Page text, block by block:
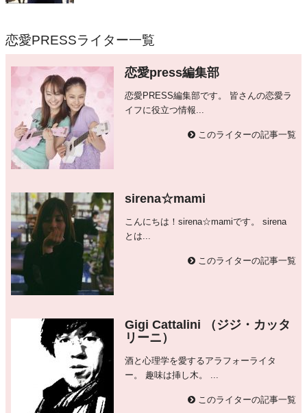
恋愛PRESSライター一覧
恋愛press編集部
恋愛PRESS編集部です。 皆さんの恋愛ラ
イフに役立つ情報...
このライターの記事一覧
sirena☆mami
こんにちは！sirena☆mamiです。 sirena
とは...
このライターの記事一覧
Gigi Cattalini （ジジ・カッタ
リーニ）
酒と心理学を愛するアラフォーライタ
ー。 趣味は挿し木。 ...
このライターの記事一覧